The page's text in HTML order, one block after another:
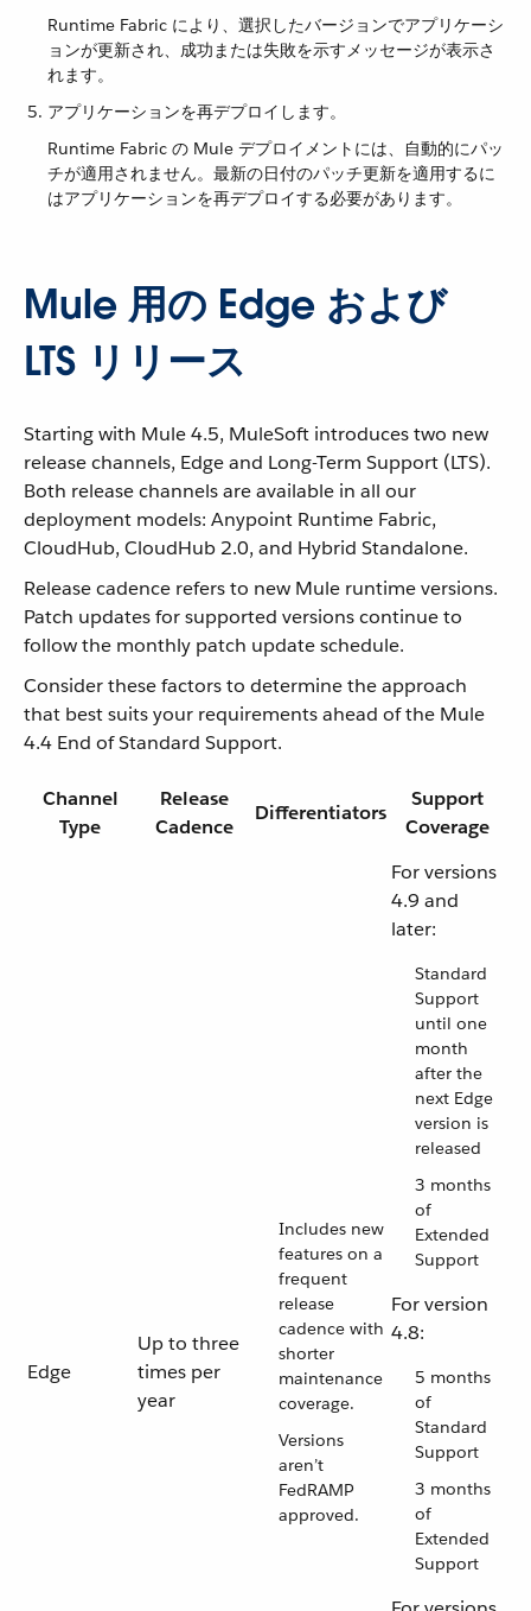
Runtime Fabric により、選択したバージョンでアプリケーシ
ョンが更新され、成功または失敗を示すメッセージが表示さ
れます。
アプリケーションを再デプロイします。
Runtime Fabric の Mule デプロイメントには、自動的にパッ
チが適用されません。最新の日付のパッチ更新を適用するに
はアプリケーションを再デプロイする必要があります。
Mule 用の Edge および
LTS リリース
Starting with Mule 4.5, MuleSoft introduces two new
release channels, Edge and Long-Term Support (LTS).
Both release channels are available in all our
deployment models: Anypoint Runtime Fabric,
CloudHub, CloudHub 2.0, and Hybrid Standalone.
Release cadence refers to new Mule runtime versions.
Patch updates for supported versions continue to
follow the monthly patch update schedule.
Consider these factors to determine the approach
that best suits your requirements ahead of the Mule
4.4 End of Standard Support.
Channel
Type
Release
Cadence
Differentiators
Support
Coverage
Edge
Up to three
times per
year
Includes new
features on a
frequent
release
cadence with
shorter
maintenance
coverage.
Versions
aren’t
FedRAMP
approved.
For versions
4.9 and
later:
Standard
Support
until one
month
after the
next Edge
version is
released
3 months
of
Extended
Support
For version
4.8:
5 months
of
Standard
Support
3 months
of
Extended
Support